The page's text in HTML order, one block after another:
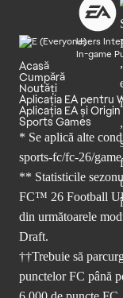
Users
In-game
Acasă
Cumpără
Noutăți
Aplicația EA pentru
Aplicația EA și
Sports Games
* Se aplică alte
sports-fc/fc-26/
** Statisticile
FC™ 26 Football
din următoarele
Draft.
††Trebuie să
punctelor FC până